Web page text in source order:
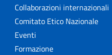
Collaborazioni internazionali
Comitato Etico Nazionale
Eventi
Formazione